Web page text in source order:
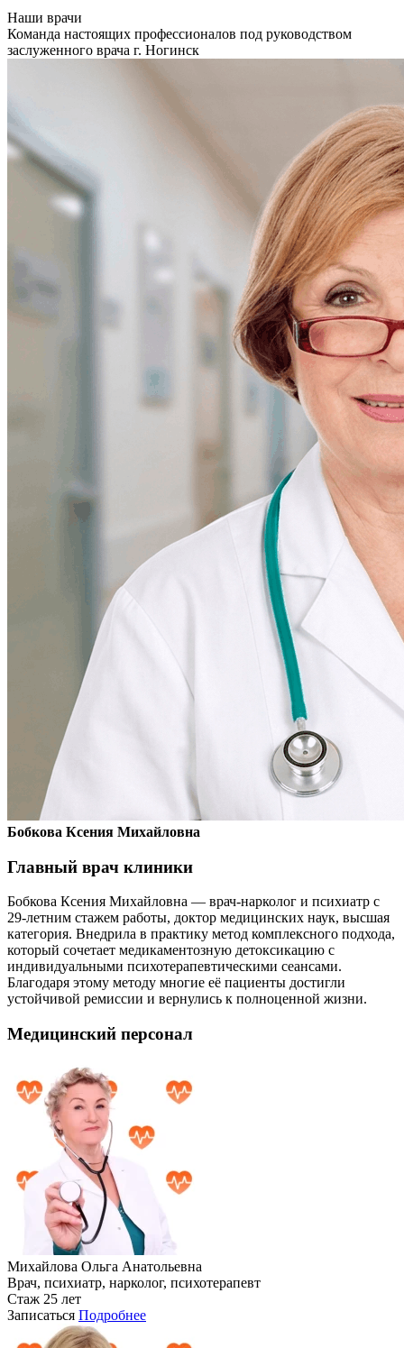
Наши врачи
Команда настоящих профессионалов под руководством
заслуженного врача г. Ногинск
Бобкова Ксения Михайловна
Главный врач клиники
Бобкова Ксения Михайловна — врач-нарколог и психиатр с
29-летним стажем работы, доктор медицинских наук, высшая
категория. Внедрила в практику метод комплексного подхода,
который сочетает медикаментозную детоксикацию с
индивидуальными психотерапевтическими сеансами.
Благодаря этому методу многие её пациенты достигли
устойчивой ремиссии и вернулись к полноценной жизни.
Медицинский персонал
Михайлова Ольга Анатольевна
Врач, психиатр, нарколог, психотерапевт
Стаж 25 лет
Записаться Подробнее